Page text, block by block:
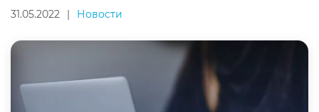
31.05.2022 | Новости